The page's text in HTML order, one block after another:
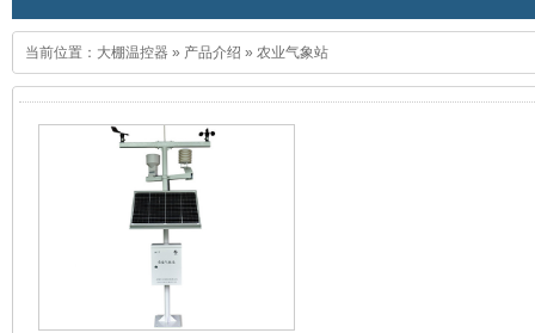
当前位置： 大棚温控器 » 产品介绍 » 农业气象站